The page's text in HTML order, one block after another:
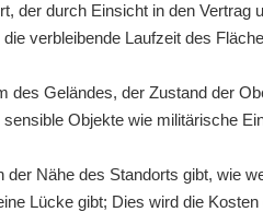
der durch Einsicht in den
verbleibende Laufzeit des
des Geländes, der Zustand der
Objekte wie militärische
Nähe des Standorts gibt, wie
Lücke gibt; Dies wird die